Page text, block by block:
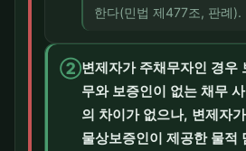
한다(민법 제477조, 판례).
②변제자가 주채무자인 경우
무와 보증인이 없는 채무
의 차이가 없으나, 변제자
물상보증인이 제공한 물적